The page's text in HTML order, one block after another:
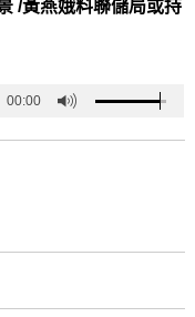
/黃燕娥料聯儲局或持
00:00